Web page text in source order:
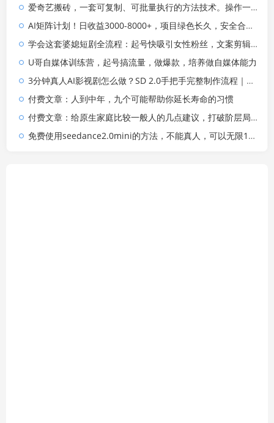
爱奇艺搬砖，一套可复制、可批量执行的方法技术。操作一个月，整年不用愁!
AI矩阵计划！日收益3000-8000+，项目绿色长久，安全合规靠谱，可批量放大。扶持工作室和分公司
学会这套婆媳短剧全流程：起号快吸引女性粉丝，文案剪辑视频制作一站式搞定，多种变现方式都可做
U哥自媒体训练营，起号搞流量，做爆款，培养做自媒体能力
3分钟真人AI影视剧怎么做？SD 2.0手把手完整制作流程｜Higgsfield 14天SD 2.0/2.5无限生成
付费文章：人到中年，九个可能帮助你延长寿命的习惯
付费文章：给原生家庭比较一般人的几点建议，打破阶层局限，实现个人与家族代际向上跃升
免费使用seedance2.0mini的方法，不能真人，可以无限10秒视频，9图+3音频参考